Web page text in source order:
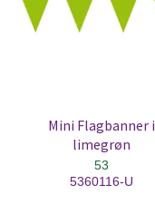
Mini Flagbanner i
limegrøn
53
5360116-U